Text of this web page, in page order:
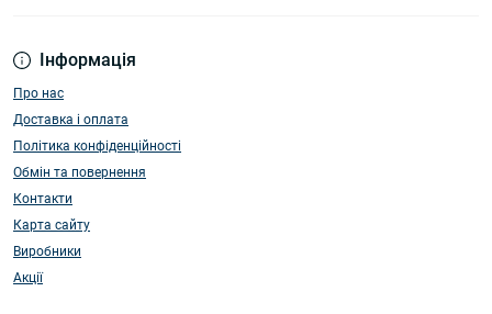
Інформація
Про нас
Доставка і оплата
Політика конфіденційності
Обмін та повернення
Контакти
Карта сайту
Виробники
Акції